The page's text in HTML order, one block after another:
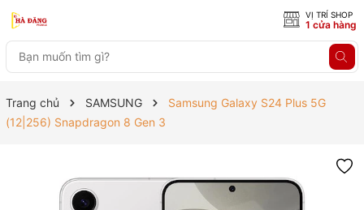
VỊ TRÍ SHOP
1 cửa hàng
Trang chủ SAMSUNG
Samsung Galaxy S24 Plus 5G
(12|256) Snapdragon 8 Gen 3